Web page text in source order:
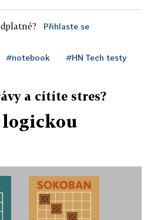
Přihlaste se
#notebook #HN Tech testy
a cítíte stres?
logickou